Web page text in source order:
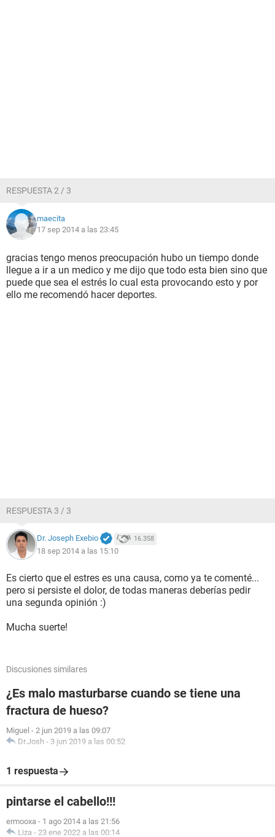
RESPUESTA 2 / 3
maecita
17 sep 2014 a las 23:45
gracias tengo menos preocupación hubo un tiempo donde
llegue a ir a un medico y me dijo que todo esta bien sino que
puede que sea el estrés lo cual esta provocando esto y por
ello me recomendó hacer deportes.
RESPUESTA 3 / 3
Dr. Joseph Exebio 16.358
18 sep 2014 a las 15:10
Es cierto que el estres es una causa, como ya te comenté...
pero si persiste el dolor, de todas maneras deberías pedir
una segunda opinión :)
Mucha suerte!
Discusiones similares
¿Es malo masturbarse cuando se tiene una
fractura de hueso?
Miguel - 2 jun 2019 a las 09:07
Dr.Josh - 3 jun 2019 a las 00:52
1 respuesta
pintarse el cabello!!!
ermooxa - 1 ago 2014 a las 21:56
Liza - 23 ene 2022 a las 00:14